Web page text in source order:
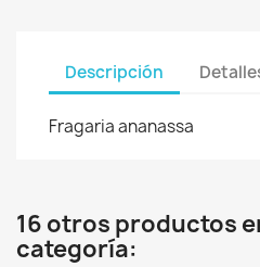
Descripción
Fragaria ananassa
16 otros productos
categoría: